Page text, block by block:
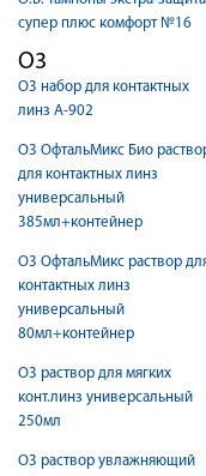
супер плюс комфорт №16
О3
О3 набор для контактных
линз А-902
О3 ОфтальМикс Био
для контактных линз
универсальный
385мл+контейнер
О3 ОфтальМикс раствор
контактных линз
универсальный
80мл+контейнер
О3 раствор для мягких
конт.линз универсальный
250мл
О3 раствор увлажняющий